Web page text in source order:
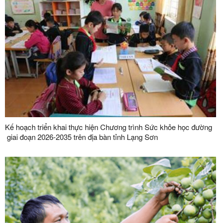
Kế hoạch triển khai thực hiện Chương trình Sức khỏe học đường
giai đoạn 2026-2035 trên địa bàn tỉnh Lạng Sơn